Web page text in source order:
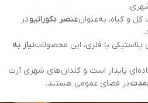
گل و گیاه، به‌عنوانعنصر دکوراتیودر
پلاستیکی یا فلزی، این محصولاتنیاز به
پایدار است و گلدان‌های شهری آرت
در فضای عمومی هستند.